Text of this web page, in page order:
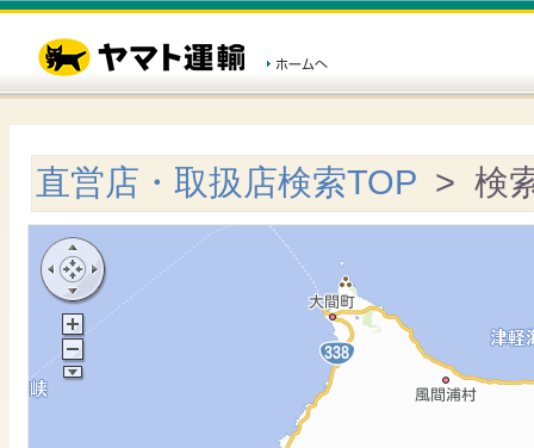
直営店・取扱店検索TOP > 検